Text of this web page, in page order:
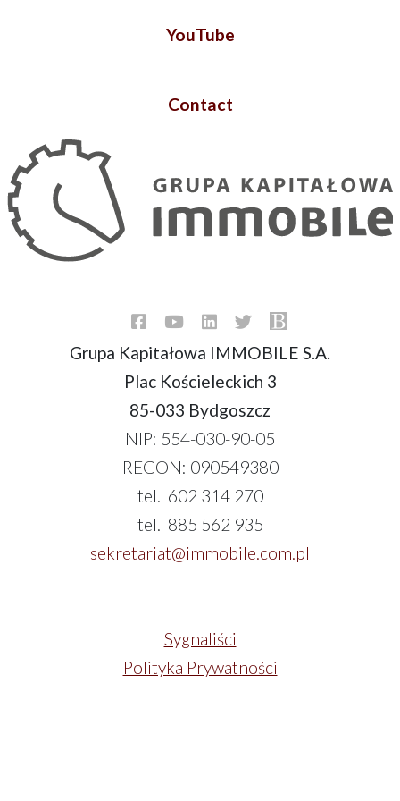
YouTube
Contact
Grupa Kapitałowa IMMOBILE S.A.
Plac Kościeleckich 3
85-033 Bydgoszcz
NIP: 554-030-90-05
REGON: 090549380
tel. 602 314 270
tel. 885 562 935
sekretariat@immobile.com.pl
Sygnaliści
Polityka Prywatności